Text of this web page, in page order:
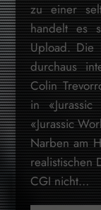
zu einer
handelt es
Upload. Die
durchaus
Colin
in
«Jurassic
Narben am
realistischen
CGI nicht…